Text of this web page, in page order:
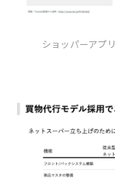
ショッパーアプ